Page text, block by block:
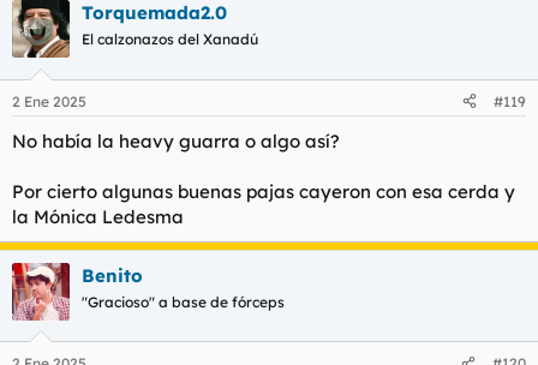
c
c
i
e
:
Torquemada2.0
El calzonazos del Xanadú
2 Ene 2025 #119
No había la heavy guarra o algo así?
Por cierto algunas buenas pajas cayeron con esa cerda y
la Mónica Ledesma
Benito
"Gracioso" a base de fórceps